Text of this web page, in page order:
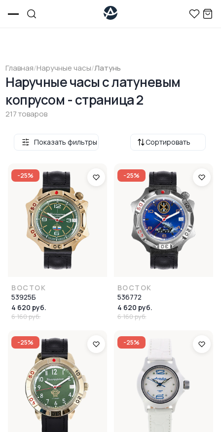
Главная/Наручные часы/Латунь
Наручные часы c латуневым
копрусом - страница 2
217 товаров
Сортировать
Показать фильтры
-25%
ВОСТОК
53925Б
4 620 руб.
6 160 руб.
-25%
ВОСТОК
536772
4 620 руб.
6 160 руб.
-25% -25%